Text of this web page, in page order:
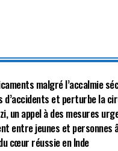
malgré l’accalmie
d’accidents et perturbe la
un appel à des mesures
entre jeunes et personnes
cœur réussie en Inde